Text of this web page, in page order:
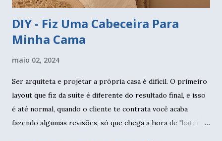
DIY - Fiz Uma Cabeceira Para
Minha Cama
maio 02, 2024
Ser arquiteta e projetar a própria casa é difícil. O primeiro
layout que fiz da suíte é diferente do resultado final, e isso
é até normal, quando o cliente te contrata você acaba
fazendo algumas revisões, só que chega a hora de "bater o